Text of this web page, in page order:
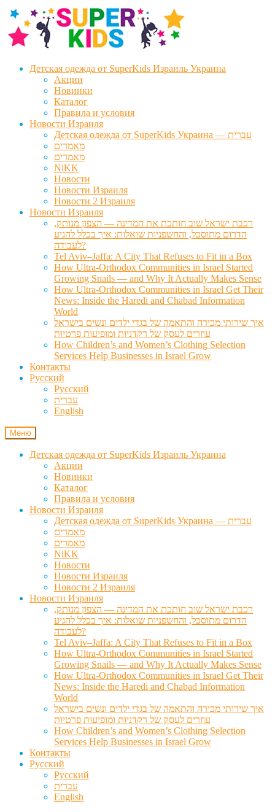
Перейти
навигации
Перейти
содержимому
Детская одежда от SuperKids Израиль Украина
Акции
Новинки
Каталог
Правила и условия
Новости Израиля
Детская одежда от SuperKids Украина — עברית
מאמרים
מאמרים
NiKK
Новости
Новости Израиля
Новости 2 Израиля
Новости Израиля
רכבת ישראל שוב חותכת את המדינה — הצפון מנותק,
הדרום מתוסכל, והחשפניות שואלות: איך בכלל להגיע
לעבודה?
Tel Aviv–Jaffa: A City That Refuses to Fit in a Box
How Ultra-Orthodox Communities in Israel Started
Growing Snails — and Why It Actually Makes Sense
How Ultra-Orthodox Communities in Israel Get Their
News: Inside the Haredi and Chabad Information
World
איך שירותי מכירה והתאמה של בגדי ילדים ונשים בישראל
עוזרים לעסק של רקדניות ומופיעות פרטיות
How Children’s and Women’s Clothing Selection
Services Help Businesses in Israel Grow
Контакты
Русский
Русский
עברית
English
Меню
Детская одежда от SuperKids Израиль Украина
Акции
Новинки
Каталог
Правила и условия
Новости Израиля
Детская одежда от SuperKids Украина — עברית
מאמרים
מאמרים
NiKK
Новости
Новости Израиля
Новости 2 Израиля
Новости Израиля
רכבת ישראל שוב חותכת את המדינה — הצפון מנותק,
הדרום מתוסכל, והחשפניות שואלות: איך בכלל להגיע
לעבודה?
Tel Aviv–Jaffa: A City That Refuses to Fit in a Box
How Ultra-Orthodox Communities in Israel Started
Growing Snails — and Why It Actually Makes Sense
How Ultra-Orthodox Communities in Israel Get Their
News: Inside the Haredi and Chabad Information
World
איך שירותי מכירה והתאמה של בגדי ילדים ונשים בישראל
עוזרים לעסק של רקדניות ומופיעות פרטיות
How Children’s and Women’s Clothing Selection
Services Help Businesses in Israel Grow
Контакты
Русский
Русский
עברית
English